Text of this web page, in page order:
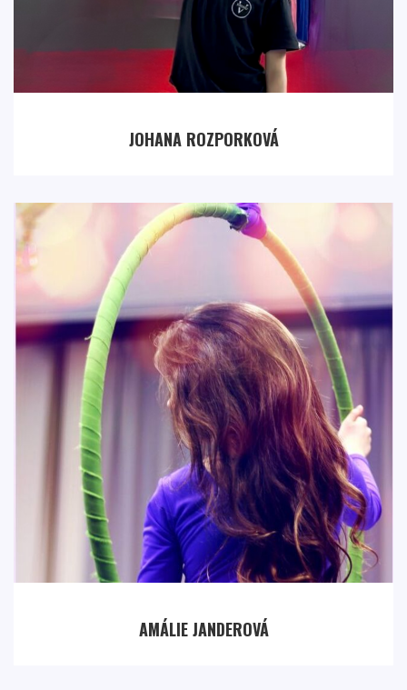
JOHANA ROZPORKOVÁ
AMÁLIE JANDEROVÁ